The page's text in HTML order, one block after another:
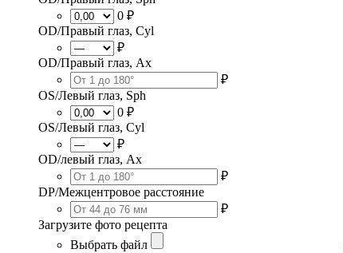
0 ₽
OD/Правый глаз, Cyl
₽
OD/Правый глаз, Ax
₽
OS/Левый глаз, Sph
0 ₽
OS/Левый глаз, Cyl
₽
OD/левый глаз, Ax
₽
DP/Межцентровое расстояние
₽
Загрузите фото рецепта
Выбрать файл